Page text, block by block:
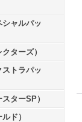
ャルパッ
ターズ）
トラパッ
ターSP）
ド）